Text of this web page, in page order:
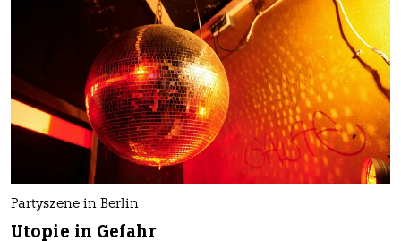
Partyszene in Berlin
Utopie in Gefahr